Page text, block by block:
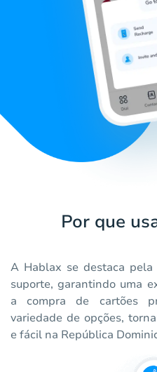
Por que
A Hablax se destaca
suporte, garantindo uma
a compra de cartões
variedade de opções,
e fácil na República